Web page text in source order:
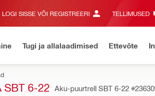
LOGI SISSE VÕI REGISTREERI TELLIMUSED
Tugi ja allalaadimised Ettevõte
SBT 6-22 Aku-puurtrell SBT 6-22